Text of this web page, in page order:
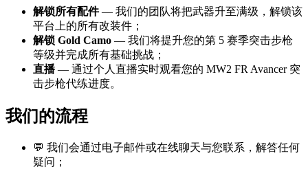
解锁所有配件— 我们的团队将把武器升至满级，解锁该
平台上的所有改装件；
解锁 Gold Camo — 我们将提升您的第 5 赛季突击步枪
等级并完成所有基础挑战；
直播— 通过个人直播实时观看您的 MW2 FR Avancer 突
击步枪代练进度。
我们的流程
💬 我们会通过电子邮件或在线聊天与您联系，解答任何
疑问；